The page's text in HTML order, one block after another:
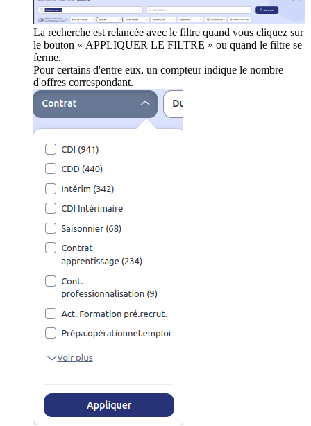
La recherche est relancée avec le filtre quand vous cliquez sur
le bouton « APPLIQUER LE FILTRE » ou quand le filtre se
ferme.
Pour certains d'entre eux, un compteur indique le nombre
d'offres correspondant.